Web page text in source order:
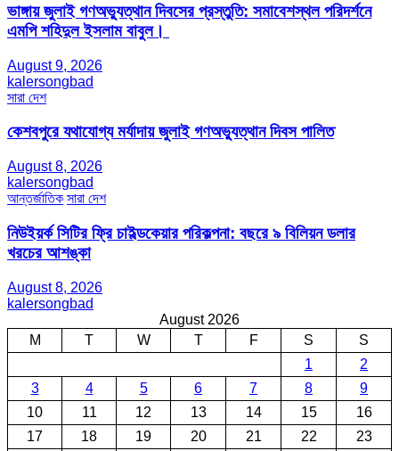
ভাঙ্গায় জুলাই গণঅভ্যুত্থান দিবসের প্রস্তুতি: সমাবেশস্থল পরিদর্শনে
এমপি শহিদুল ইসলাম বাবুল। ​
August 9, 2026
kalersongbad
সারা দেশ
কেশবপুরে যথাযোগ্য মর্যাদায় জুলাই গণঅভ্যুত্থান দিবস পালিত
August 8, 2026
kalersongbad
আন্তর্জাতিক সারা দেশ
নিউইয়র্ক সিটির ফ্রি চাইল্ডকেয়ার পরিকল্পনা: বছরে ৯ বিলিয়ন ডলার
খরচের আশঙ্কা
August 8, 2026
kalersongbad
August 2026
M
T W T F S
S
1
2
3
4 5 6 7 8
9
10
11 12 13 14 15
16
17
18 19 20 21 22
23